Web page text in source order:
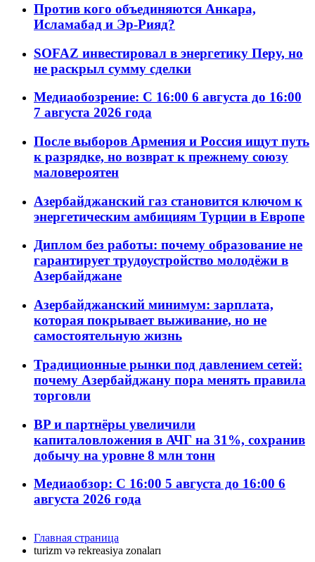
Против кого объединяются Анкара,
Исламабад и Эр-Рияд?
SOFAZ инвестировал в энергетику Перу, но
не раскрыл сумму сделки
Медиаобозрение: С 16:00 6 августа до 16:00
7 августа 2026 года
После выборов Армения и Россия ищут путь
к разрядке, но возврат к прежнему союзу
маловероятен
Азербайджанский газ становится ключом к
энергетическим амбициям Турции в Европе
Диплом без работы: почему образование не
гарантирует трудоустройство молодёжи в
Азербайджане
Азербайджанский минимум: зарплата,
которая покрывает выживание, но не
самостоятельную жизнь
Традиционные рынки под давлением сетей:
почему Азербайджану пора менять правила
торговли
BP и партнёры увеличили
капиталовложения в АЧГ на 31%, сохранив
добычу на уровне 8 млн тонн
Медиаобзор: С 16:00 5 августа до 16:00 6
августа 2026 года
Главная страница
turizm və rekreasiya zonaları